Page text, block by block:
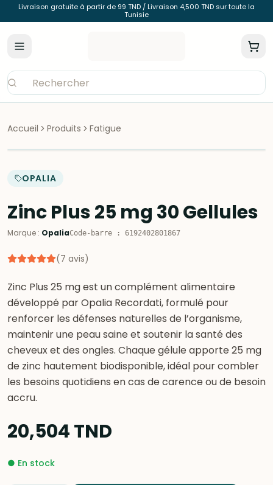
Livraison gratuite à partir de 99 TND / Livraison 4,500 TND sur toute la
Tunisie
Accueil Produits Fatigue
OPALIA
Zinc Plus 25 mg 30 Gellules
Marque : OpaliaCode-barre : 6192402801867
(7 avis)
Zinc Plus 25 mg est un complément alimentaire
développé par Opalia Recordati, formulé pour
renforcer les défenses naturelles de l’organisme,
maintenir une peau saine et soutenir la santé des
cheveux et des ongles. Chaque gélule apporte 25 mg
de zinc hautement biodisponible, idéal pour combler
les besoins quotidiens en cas de carence ou de besoin
accru.
20,504TND
● En stock